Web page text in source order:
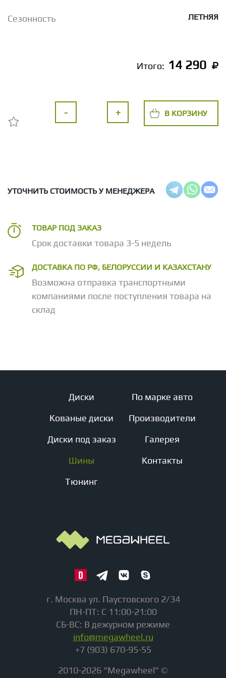
Сезонность ЛЕТНЯЯ
Итого: 14 290
- + В КОРЗИНУ
УТОЧНИТЬ СТОИМОСТЬ У МЕНЕДЖЕРА
ТОВАР ПОД ЗАКАЗ
Срок доставки товара 3-5 недель
ДОСТАВКА ПО РФ, БЕЛОРУССИИ И КАЗАХСТАНУ
Возможна отправка транспортными
компаниями после поступления товара на
склад
Диски
Кованые диски
Диски под заказ
Шины
Тюнинг
По марке авто
Производители
Галерея
Контакты
г. Москва ул. Паустовского 2/34
ПН-ПТ: С 11:00-21:00
СБ-ВС: В дежурном режиме
info@megawheel.ru
+7 (903) 670-95-55
2010-2026 "Megawheel" ©